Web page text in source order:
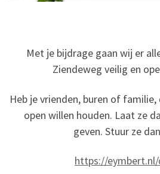
Met je bijdrage gaan wij er
Ziendeweg veilig en
Heb je vrienden, buren of
open willen houden. Laat ze
geven. Stuur ze
https://